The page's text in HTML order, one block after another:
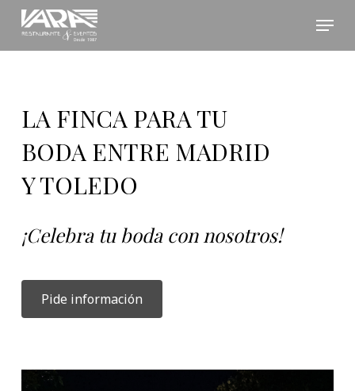
Skip
Menu
LA FINCA PARA TU
BODA ENTRE MADRID
Y TOLEDO
¡Celebra tu boda con nosotros!
Pide información
Close